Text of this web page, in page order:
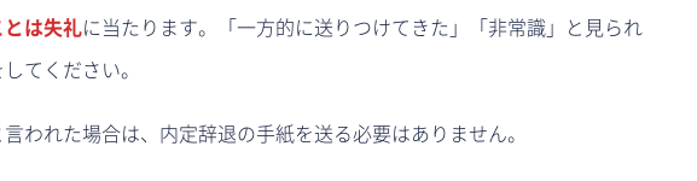
とは失礼に当たります。「一方的に送りつけてきた」「非常識」と見られ
てください。
われた場合は、内定辞退の手紙を送る必要はありません。